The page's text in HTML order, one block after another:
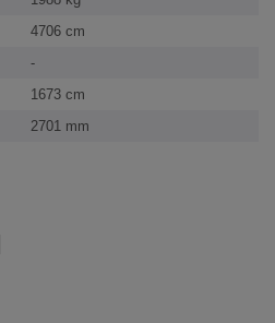
4706 cm
-
1673 cm
2701 mm